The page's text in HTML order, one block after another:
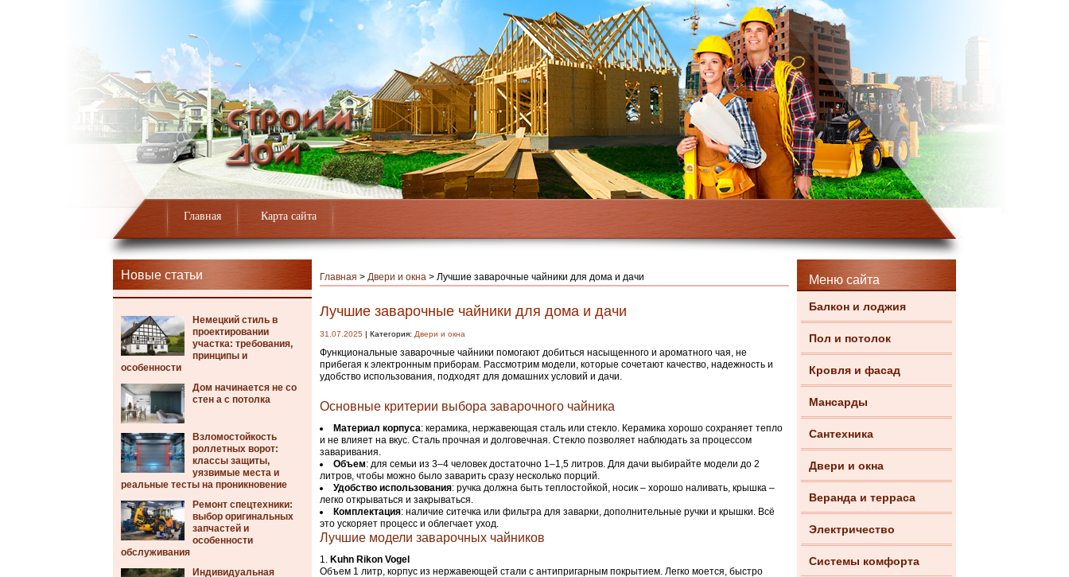
Главная Карта сайта
Новые статьи
Немецкий стиль в
проектировании
участка: требования,
принципы и
особенности
Дом начинается не со
стен а с потолка
Взломостойкость
роллетных ворот:
классы защиты,
уязвимые места и
реальные тесты на проникновение
Ремонт спецтехники:
выбор оригинальных
запчастей и
особенности
обслуживания
Индивидуальная
Меню сайта
Балкон и лоджия
Пол и потолок
Кровля и фасад
Мансарды
Сантехника
Двери и окна
Веранда и терраса
Электричество
Системы комфорта
Главная > Двери и окна > Лучшие заварочные чайники для дома и дачи
Лучшие заварочные чайники для дома и дачи
31.07.2025 | Категория: Двери и окна
Функциональные заварочные чайники помогают добиться насыщенного и ароматного чая, не
прибегая к электронным приборам. Рассмотрим модели, которые сочетают качество, надежность и
удобство использования, подходят для домашних условий и дачи.
Основные критерии выбора заварочного чайника
Материал корпуса: керамика, нержавеющая сталь или стекло. Керамика хорошо сохраняет тепло
и не влияет на вкус. Сталь прочная и долговечная. Стекло позволяет наблюдать за процессом
заваривания.
Объем: для семьи из 3–4 человек достаточно 1–1,5 литров. Для дачи выбирайте модели до 2
литров, чтобы можно было заварить сразу несколько порций.
Удобство использования: ручка должна быть теплостойкой, носик – хорошо наливать, крышка –
легко открываться и закрываться.
Комплектация: наличие ситечка или фильтра для заварки, дополнительные ручки и крышки. Всё
это ускоряет процесс и облегчает уход.
Лучшие модели заварочных чайников
Kuhn Rikon Vogel
Объем 1 литр, корпус из нержавеющей стали с антипригарным покрытием. Легко моется, быстро